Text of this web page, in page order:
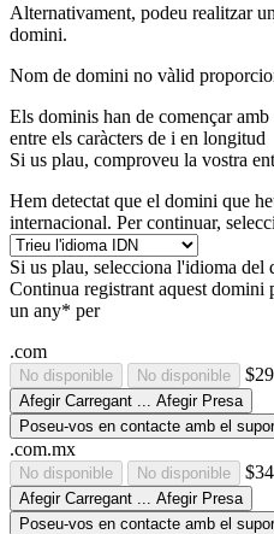
Alternativament, podeu realitzar
domini.
Nom de domini no vàlid
Els dominis han de començar
entre els caràcters de i en longitud
Si us plau, comproveu la vostra
Hem detectat que el domini que
internacional. Per continuar,
Si us plau, selecciona l'idioma del
Continua registrant aquest domini
un any* per
.com
No disponible No disponible
Afegir Carregant ... Afegir Presa
Poseu-vos en contacte amb el
.com.mx
No disponible No disponible
Afegir Carregant ... Afegir Presa
Poseu-vos en contacte amb el